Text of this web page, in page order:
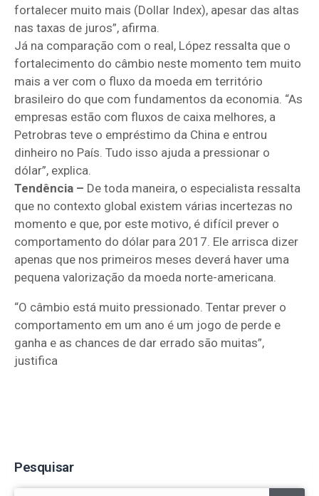
fortalecer muito mais (Dollar Index), apesar das altas
nas taxas de juros”, afirma.
Já na comparação com o real, López ressalta que o
fortalecimento do câmbio neste momento tem muito
mais a ver com o fluxo da moeda em território
brasileiro do que com fundamentos da economia. “As
empresas estão com fluxos de caixa melhores, a
Petrobras teve o empréstimo da China e entrou
dinheiro no País. Tudo isso ajuda a pressionar o
dólar”, explica.
Tendência – De toda maneira, o especialista ressalta
que no contexto global existem várias incertezas no
momento e que, por este motivo, é difícil prever o
comportamento do dólar para 2017. Ele arrisca dizer
apenas que nos primeiros meses deverá haver uma
pequena valorização da moeda norte-americana.
“O câmbio está muito pressionado. Tentar prever o
comportamento em um ano é um jogo de perde e
ganha e as chances de dar errado são muitas”,
justifica
Pesquisar